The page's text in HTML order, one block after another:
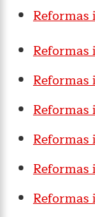
Reformas
Reformas
Reformas
Reformas
Reformas
Reformas